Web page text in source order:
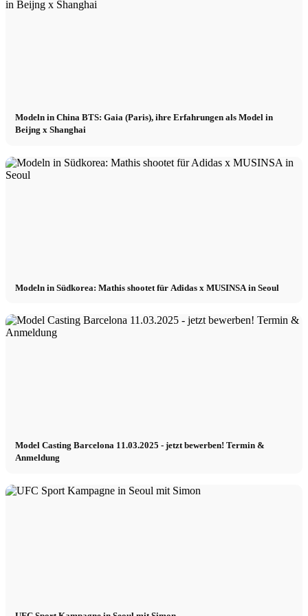
Modeln in China BTS: Gaia (Paris), ihre Erfahrungen als Model in
Beijng x Shanghai
Modeln in Südkorea: Mathis shootet für Adidas x MUSINSA in Seoul
Model Casting Barcelona 11.03.2025 - jetzt bewerben! Termin &
Anmeldung